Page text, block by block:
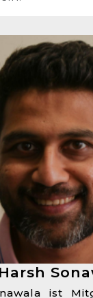
ist